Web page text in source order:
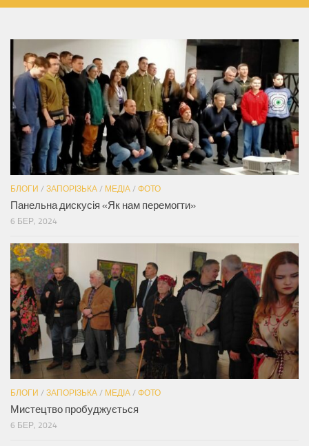
БЛОГИ / ЗАПОРІЗЬКА / МЕДІА / ФОТО
Панельна дискусія «Як нам перемогти»
6 БЕР, 2024
БЛОГИ / ЗАПОРІЗЬКА / МЕДІА / ФОТО
Мистецтво пробуджується
6 БЕР, 2024